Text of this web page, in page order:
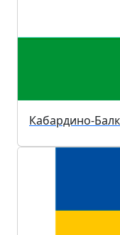
Кабардино-